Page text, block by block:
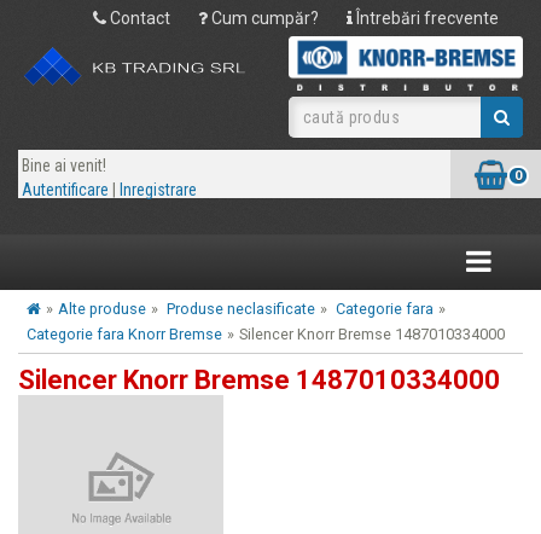
Contact Cum cumpăr? Întrebări frecvente
Bine ai venit!
Autentificare
Inregistrare
0
Toggle
» Alte produse » Produse neclasificate » Categorie fara »
Categorie fara Knorr Bremse » Silencer Knorr Bremse 1487010334000
Silencer Knorr Bremse 1487010334000